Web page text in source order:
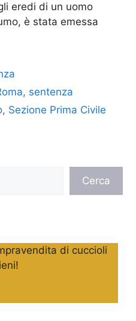
eredi di un uomo
è stata emessa
, sentenza
, Sezione Prima Civile
Cerca
di cuccioli